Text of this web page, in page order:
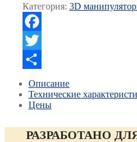
Категория: 3D
Facebook
Twitter
Отправить
Описание
Технические
Цены
РАЗРАБОТАНО